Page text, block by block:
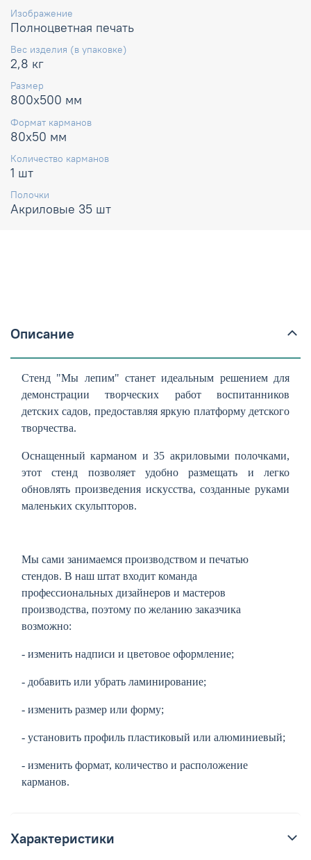
Изображение
Полноцветная печать
Вес изделия (в упаковке)
2,8 кг
Размер
800х500 мм
Формат карманов
80х50 мм
Количество карманов
1 шт
Полочки
Акриловые 35 шт
Описание
Стенд "Мы лепим" станет идеальным решением для
демонстрации творческих работ воспитанников
детских садов, предоставляя яркую платформу детского
творчества.
Оснащенный карманом и 35 акриловыми полочками,
этот стенд позволяет удобно размещать и легко
обновлять произведения искусства, созданные руками
маленьких скульпторов.
Мы сами занимаемся производством и печатью
стендов. В наш штат входит команда
профессиональных дизайнеров и мастеров
производства, поэтому по желанию заказчика
возможно:
- изменить надписи и цветовое оформление;
- добавить или убрать ламинирование;
- изменить размер или форму;
- установить профиль пластиковый или алюминиевый;
- изменить формат, количество и расположение
карманов.
Характеристики